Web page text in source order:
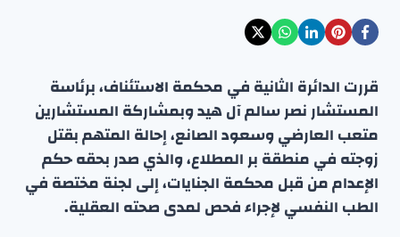
قررت الدائرة الثانية في محكمة الاستئناف، برئاسة
المستشار نصر سالم آل هيد وبمشاركة المستشارين
متعب العارضي وسعود الصانع، إحالة المتهم بقتل
زوجته في منطقة بر المطلاع، والذي صدر بحقه حكم
الإعدام من قبل محكمة الجنايات، إلى لجنة مختصة في
الطب النفسي لإجراء فحص لمدى صحته العقلية.